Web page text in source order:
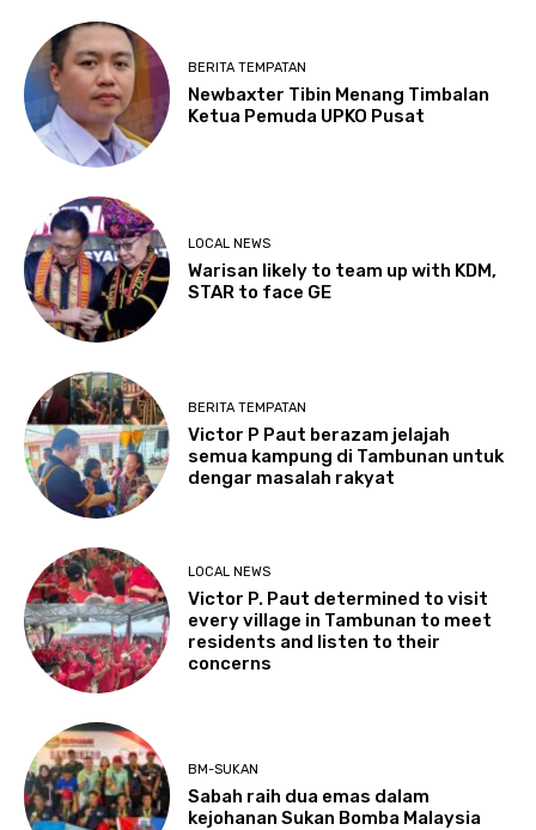
BERITA TEMPATAN
Newbaxter Tibin Menang Timbalan
Ketua Pemuda UPKO Pusat
LOCAL NEWS
Warisan likely to team up with KDM,
STAR to face GE
BERITA TEMPATAN
Victor P Paut berazam jelajah
semua kampung di Tambunan untuk
dengar masalah rakyat
LOCAL NEWS
Victor P. Paut determined to visit
every village in Tambunan to meet
residents and listen to their
concerns
BM-SUKAN
Sabah raih dua emas dalam
kejohanan Sukan Bomba Malaysia